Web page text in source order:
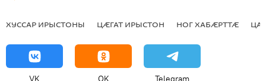
ХУССАР ИРЫСТОНЫ ЦӔГАТ ИРЫСТОН НОГ ХАБӔРТТӔ
VK OK Telegram